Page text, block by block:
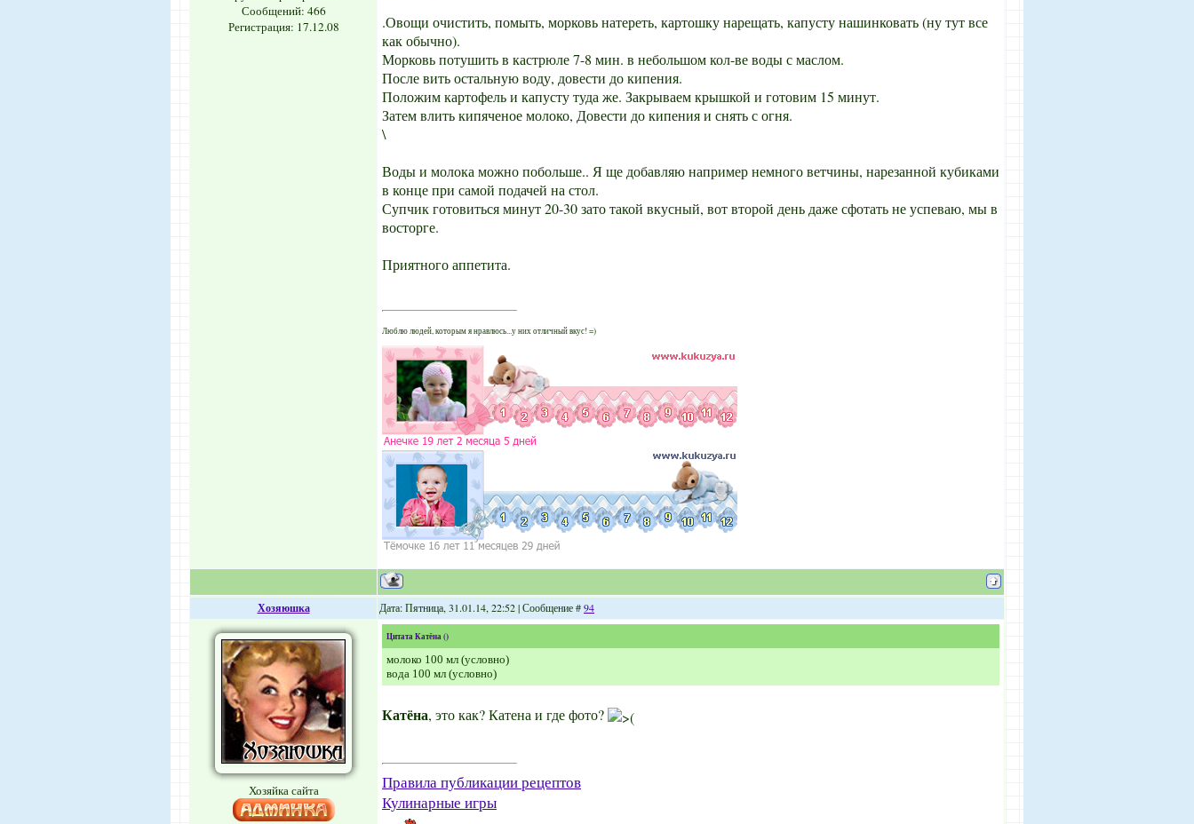
Сообщений: 466
Регистрация: 17.12.08
.Овощи очистить, помыть, морковь натереть, картошку нарещать, капусту нашинковать (ну тут все
как обычно).
Морковь потушить в кастрюле 7-8 мин. в небольшом кол-ве воды с маслом.
После вить остальную воду, довести до кипения.
Положим картофель и капусту туда же. Закрываем крышкой и готовим 15 минут.
Затем влить кипяченое молоко, Довести до кипения и снять с огня.
\
Воды и молока можно побольше.. Я ще добавляю например немного ветчины, нарезанной кубиками
в конце при самой подачей на стол.
Супчик готовиться минут 20-30 зато такой вкусный, вот второй день даже сфотать не успеваю, мы в
восторге.
Приятного аппетита.
Люблю людей, которым я нравлюсь...у них отличный вкус! =)
Хозяюшка Дата: Пятница, 31.01.14, 22:52 | Сообщение #94
Хозяйка сайта
ЦитатаКатёна()
молоко 100 мл (условно)
вода 100 мл (условно)
Катёна, это как? Катена и где фото?
Правила публикации рецептов
Кулинарные игры